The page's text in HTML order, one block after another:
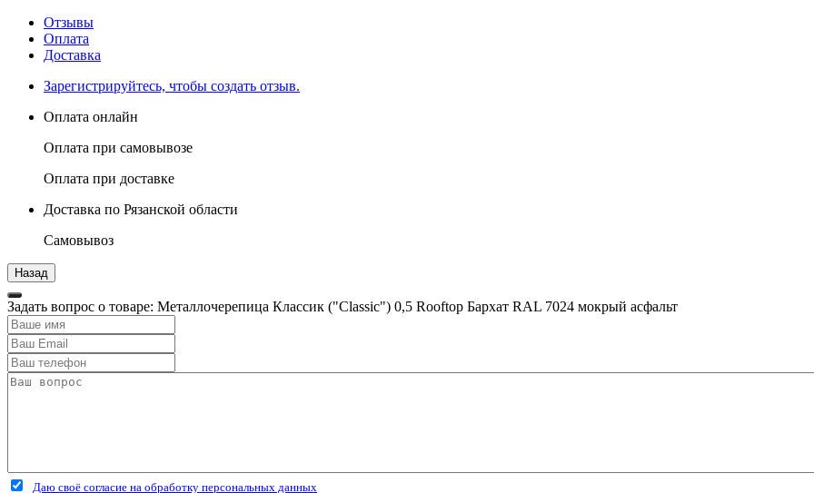
Отзывы
Оплата
Доставка
Зарегистрируйтесь, чтобы создать отзыв.
Оплата онлайн
Оплата при самовывозе
Оплата при доставке
Доставка по Рязанской области
Самовывоз
Задать вопрос о товаре: Металлочерепица Классик ("Classic") 0,5 Rooftop Бархат RAL 7024 мокрый асфальт
Даю своё согласие на обработку персональных данных